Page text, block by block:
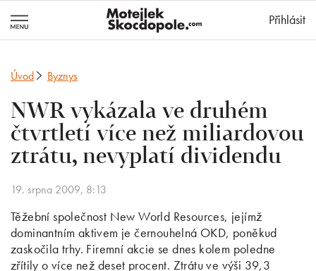
Přihlásit
Úvod Byznys
NWR vykázala ve druhém
čtvrtletí více než miliardovou
ztrátu, nevyplatí dividendu
19. srpna 2009, 8:13
Těžební společnost New World Resources, jejímž
dominantním aktivem je černouhelná OKD, poněkud
zaskočila trhy. Firemní akcie se dnes kolem poledne
zřítily o více než deset procent. Ztrátu ve výši 39,3